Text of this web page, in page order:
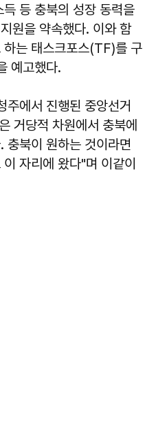
등 충북의 성장 동력을
원을 약속했다. 이와 함
하는 태스크포스(TF)를 구
예고했다.
주에서 진행된 중앙선거
거당적 차원에서 충북에
충북이 원하는 것이라면
자리에 왔다"며 이같이